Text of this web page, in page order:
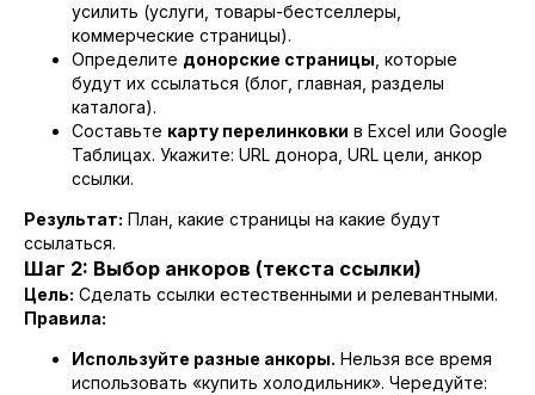
усилить (услуги, товары-бестселлеры,
коммерческие страницы).
Определите донорские страницы , которые
будут их ссылаться (блог, главная, разделы
каталога).
Составьте карту перелинковки в Excel или Google
Таблицах. Укажите: URL донора, URL цели, анкор
ссылки.
Результат: План, какие страницы на какие будут
ссылаться.
Шаг 2: Выбор анкоров (текста ссылки)
Цель: Сделать ссылки естественными и релевантными.
Правила:
Используйте разные анкоры. Нельзя все время
использовать «купить холодильник». Чередуйте: